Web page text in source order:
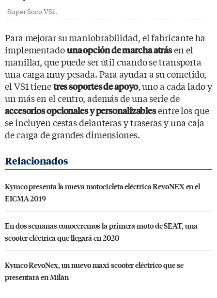
Super Soco VS1.
Para mejorar su maniobrabilidad, el fabricante ha
implementadouna opción de marcha atrásen el
manillar, que puede ser útil cuando se transporta
una carga muy pesada. Para ayudar a su cometido,
el VS1 tienetres soportes de apoyo, uno a cada lado y
un más en el centro, además de una serie de
accesorios opcionales y personalizablesentre los que
se incluyen cestas delanteras y traseras y una caja
de carga de grandes dimensiones.
Kymco presenta la nueva motocicleta eléctrica RevoNEX en el
EICMA 2019
En dos semanas conoceremos la primera moto de SEAT, una
scooter eléctrica que llegará en 2020
Kymco RevoNex, un nuevo maxi scooter eléctrico que se
presentará en Milán